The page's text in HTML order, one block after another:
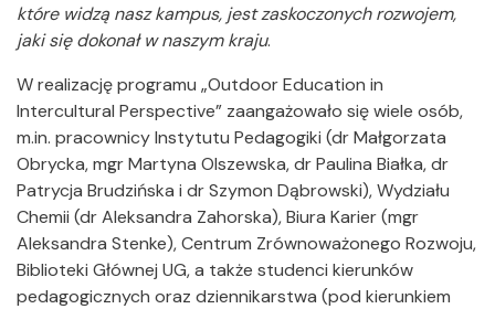
które widzą nasz kampus, jest zaskoczonych rozwojem,
jaki się dokonał w naszym kraju.
W realizację programu „Outdoor Education in
Intercultural Perspective” zaangażowało się wiele osób,
m.in. pracownicy Instytutu Pedagogiki (dr Małgorzata
Obrycka, mgr Martyna Olszewska, dr Paulina Białka, dr
Patrycja Brudzińska i dr Szymon Dąbrowski), Wydziału
Chemii (dr Aleksandra Zahorska), Biura Karier (mgr
Aleksandra Stenke), Centrum Zrównoważonego Rozwoju,
Biblioteki Głównej UG, a także studenci kierunków
pedagogicznych oraz dziennikarstwa (pod kierunkiem